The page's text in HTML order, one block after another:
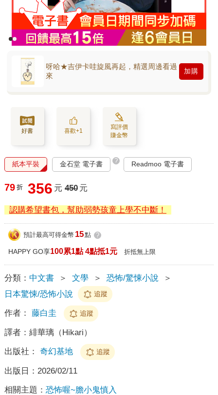
呀哈★吉伊卡哇旋風再起，精選周邊看過
來
加購
好書 喜歡+1
寫評價
賺金幣
紙本平裝 金石堂 電子書 ? Readmoo 電子書
79 折 356 元 450 元
認購希望書包，幫助弱勢孩童上學不中斷！
預計最高可得金幣 15點 ?
HAPPY GO享100累1點 4點抵1元 折抵無上限
分類： 中文書 ＞ 文學 ＞ 恐怖/驚悚小說
＞
日本驚悚/恐怖小說
追蹤
作者： 藤白圭 追蹤
譯者： 緋華璃（Hikari）
出版社： 奇幻基地 追蹤
出版日： 2026/02/11
相關主題： 恐怖喔~膽小鬼慎入